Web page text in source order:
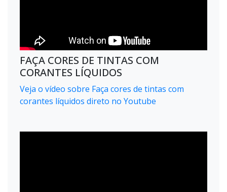
FAÇA CORES DE TINTAS COM
CORANTES LÍQUIDOS
Veja o vídeo sobre Faça cores de tintas com
corantes líquidos direto no Youtube